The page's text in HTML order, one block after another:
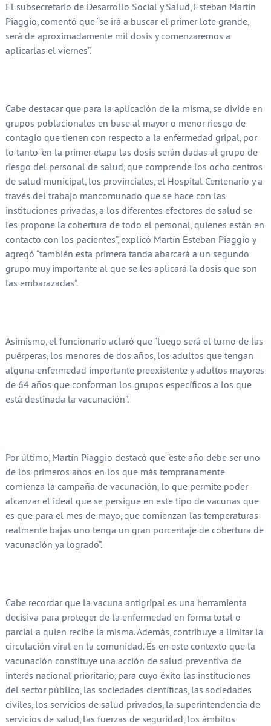
El subsecretario de Desarrollo Social y Salud, Esteban Martín
Piaggio, comentó que “se irá a buscar el primer lote grande,
será de aproximadamente mil dosis y comenzaremos a
aplicarlas el viernes”.
Cabe destacar que para la aplicación de la misma, se divide en
grupos poblacionales en base al mayor o menor riesgo de
contagio que tienen con respecto a la enfermedad gripal, por
lo tanto “en la primer etapa las dosis serán dadas al grupo de
riesgo del personal de salud, que comprende los ocho centros
de salud municipal, los provinciales, el Hospital Centenario y a
través del trabajo mancomunado que se hace con las
instituciones privadas, a los diferentes efectores de salud se
les propone la cobertura de todo el personal, quienes están en
contacto con los pacientes”, explicó Martín Esteban Piaggio y
agregó “también esta primera tanda abarcará a un segundo
grupo muy importante al que se les aplicará la dosis que son
las embarazadas”.
Asimismo, el funcionario aclaró que “luego será el turno de las
puérperas, los menores de dos años, los adultos que tengan
alguna enfermedad importante preexistente y adultos mayores
de 64 años que conforman los grupos específicos a los que
está destinada la vacunación”.
Por último, Martín Piaggio destacó que “este año debe ser uno
de los primeros años en los que más tempranamente
comienza la campaña de vacunación, lo que permite poder
alcanzar el ideal que se persigue en este tipo de vacunas que
es que para el mes de mayo, que comienzan las temperaturas
realmente bajas uno tenga un gran porcentaje de cobertura de
vacunación ya logrado”.
Cabe recordar que la vacuna antigripal es una herramienta
decisiva para proteger de la enfermedad en forma total o
parcial a quien recibe la misma. Además, contribuye a limitar la
circulación viral en la comunidad. Es en este contexto que la
vacunación constituye una acción de salud preventiva de
interés nacional prioritario, para cuyo éxito las instituciones
del sector público, las sociedades científicas, las sociedades
civiles, los servicios de salud privados, la superintendencia de
servicios de salud, las fuerzas de seguridad, los ámbitos